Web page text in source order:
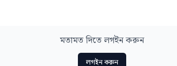
মতামত দিতে লগইন করুন
লগইন করুন